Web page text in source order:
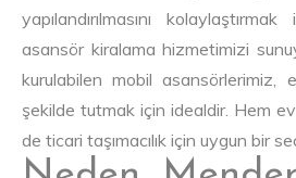
yapılandırılmasını
asansör kiralama hizmetimizi
kurulabilen mobil asansörlerimiz,
şekilde tutmak için idealdir. Hem
de ticari taşımacılık için uygun bir